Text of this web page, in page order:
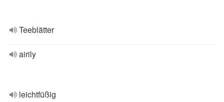
Teeblätter
airily
leichtfüßig